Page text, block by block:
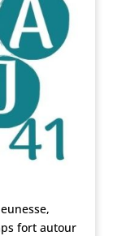
fort autour